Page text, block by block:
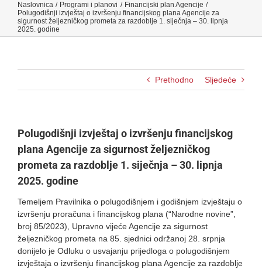
Naslovnica Programi i planovi
Financijski plan Agencije
Polugodišnji izvještaj o izvršenju financijskog plana Agencije za
sigurnost željezničkog prometa za razdoblje 1. siječnja – 30. lipnja
2025. godine
Prethodno Sljedeće
Polugodišnji izvještaj o izvršenju financijskog
plana Agencije za sigurnost željezničkog
prometa za razdoblje 1. siječnja – 30. lipnja
2025. godine
Temeljem Pravilnika o polugodišnjem i godišnjem izvještaju o
izvršenju proračuna i financijskog plana (“Narodne novine”,
broj 85/2023), Upravno vijeće Agencije za sigurnost
željezničkog prometa na 85. sjednici održanoj 28. srpnja
donijelo je Odluku o usvajanju prijedloga o polugodišnjem
izvještaja o izvršenju financijskog plana Agencije za razdoblje